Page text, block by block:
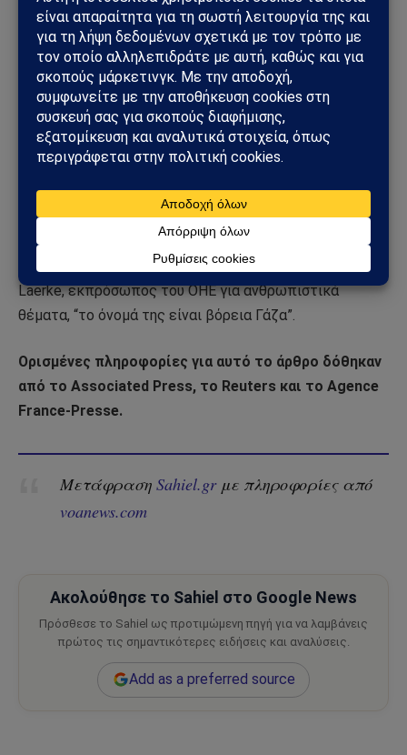
“Η κατάσταση επί τόπου είναι αδύνατο να περιγραφεί”,
δήλωσε ο Tedros την Παρασκευή. “Διάδρομοι
νοσοκομείων γεμάτοι τραυματίες, ασθενείς,
ετοιμοθάνατους, νεκροτομεία που ξεχειλίζουν,
χειρουργικές επεμβάσεις χωρίς αναισθησία, δεκάδες
χιλιάδες εκτοπισμένοι άνθρωποι που βρίσκουν
καταφύγιο στα νοσοκομεία, οικογένειες στριμωγμένες
σε υπερπλήρη σχολεία, απελπισμένες για φαγητό και
νερό”.
“Αν υπάρχει κόλαση στη Γη σήμερα”, δήλωσε ο Jens
Laerke, εκπρόσωπος του ΟΗΕ για ανθρωπιστικά
θέματα, “το όνομά της είναι βόρεια Γάζα”.
Ορισμένες πληροφορίες για αυτό το άρθρο δόθηκαν
από το Associated Press, το Reuters και το Agence
France-Presse.
ΜετάφρασηSahiel.grμε πληροφορίες από
voanews.com
Ακολούθησε το Sahiel στο Google News
Πρόσθεσε το Sahiel ως προτιμώμενη πηγή για να λαμβάνεις
πρώτος τις σημαντικότερες ειδήσεις και αναλύσεις.
Add as a preferred source